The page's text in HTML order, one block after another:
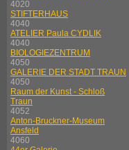
4020
STIFTERHAUS
4040
ATELIER Paula CYDLIK
4040
BIOLOGIEZENTRUM
4050
GALERIE DER STADT TRAUN
4050
Raum der Kunst - Schloß
Traun
4052
Anton-Bruckner-Museum
Ansfeld
4060